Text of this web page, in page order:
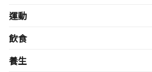
運動
飲食
養生